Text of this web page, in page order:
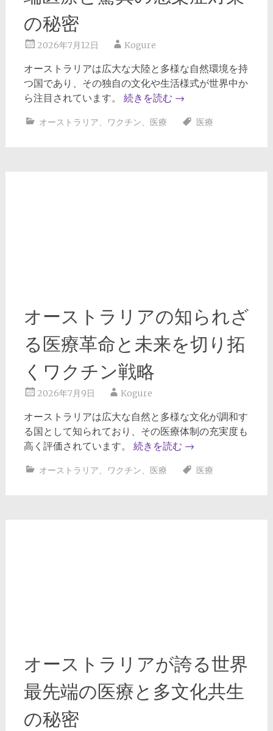
の秘密
2026年7月12日 Kogure
オーストラリアは広大な大陸と多様な自然環境を持
つ国であり、その独自の文化や生活様式が世界中か
ら注目されています。 続きを読む →
オーストラリア、 ワクチン、 医療 医療
オーストラリアの知られざ
る医療革命と未来を切り拓
くワクチン戦略
2026年7月9日 Kogure
オーストラリアは広大な自然と多様な文化が調和す
る国として知られており、その医療体制の充実度も
高く評価されています。 続きを読む →
オーストラリア ワクチン 医療 医療
オーストラリアが誇る世界
最先端の医療と多文化共生
の秘密